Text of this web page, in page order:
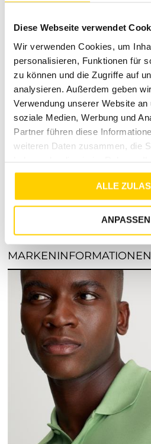
Diese Webseite verwendet
Wir verwenden Cookies, um
personalisieren, Funktionen für
zu können und die Zugriffe auf
analysieren. Außerdem geben
Verwendung unserer Website
soziale Medien, Werbung und
Partner führen diese
weiteren Daten zusammen, die
gesammelt haben.
ALLE
ANPASSEN
Datteln, Lüdinghausen, Marl oder
Tara-M steht für hochwertige
vereint. Unsere Kollektionen sind
dir stets die neuesten Trends und
bieten. Mit einem starken Fokus
Kundenzufriedenheit möchten
bieten, das begeistert. Entdecke
finde deine neuen Lieblingsstücke!
Bestelle jetzt dein SMOOTH
MARKENINFORMATIONEN